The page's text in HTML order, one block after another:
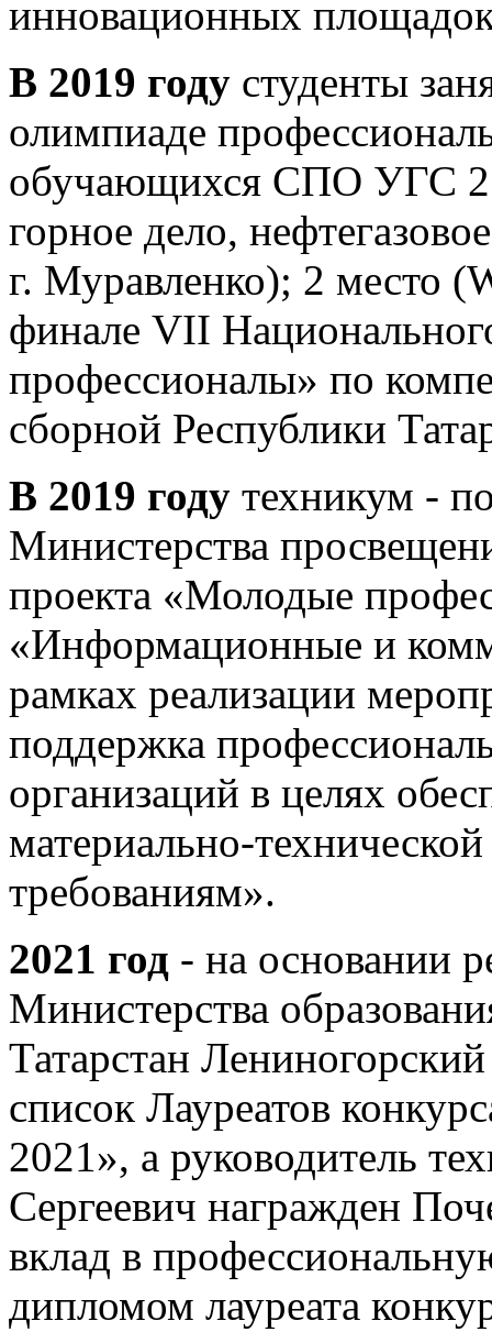
инновационных
В 2019 году студенты
олимпиаде
обучающихся СПО УГС
горное дело,
г. Муравленко); 2 место
финале VII
профессионалы» по
сборной Республики
В 2019 году техникум -
Министерства
проекта «Молодые
«Информационные и
рамках реализации
поддержка
организаций в целях
материально-
требованиям».
2021 год - на основании
Министерства
Татарстан
список Лауреатов
2021», а руководитель
Сергеевич награжден
вклад в
дипломом лауреата